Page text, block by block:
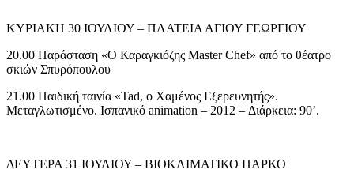
ΚΥΡΙΑΚΗ 30 ΙΟΥΛΙΟΥ – ΠΛΑΤΕΙΑ ΑΓΙΟΥ ΓΕΩΡΓΙΟΥ
20.00 Παράσταση «Ο Καραγκιόζης Master Chef» από το θέατρο
σκιών Σπυρόπουλου
21.00 Παιδική ταινία «Tad, ο Χαμένος Εξερευνητής».
Μεταγλωτισμένο. Ισπανικό animation – 2012 – Διάρκεια: 90’.
ΔΕΥΤΕΡΑ 31 ΙΟΥΛΙΟΥ – ΒΙΟΚΛΙΜΑΤΙΚΟ ΠΑΡΚΟ